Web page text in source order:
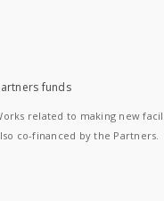
funds
related to making new
co-financed by the Partners.